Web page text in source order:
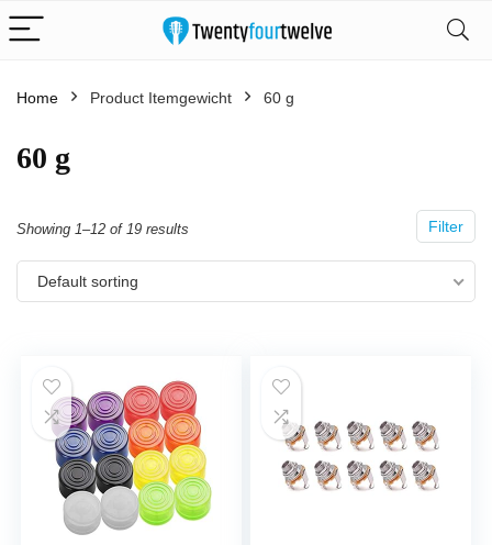
Home Product Itemgewicht ‎60 g
‎60 g
Filter
Showing 1–12 of 19 results
Default sorting